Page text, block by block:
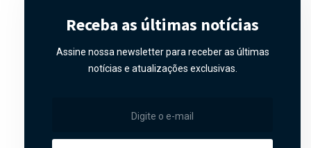
Receba as últimas notícias
Assine nossa newsletter para receber as últimas
notícias e atualizações exclusivas.